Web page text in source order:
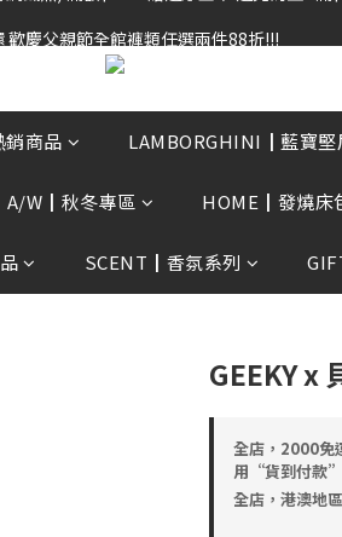
鐵黑) 滿額$2499贈達摩金幣 送完為止!  滿
歡慶父親節全館褲類任選兩件88折!!!
商品 LAMBORGHINI┃藍寶堅
A/W┃秋冬專區 HOME┃發燒床
SCENT┃香氛系列
GEEKY x
全店，2000免
用“貨到付款
全店，港澳地